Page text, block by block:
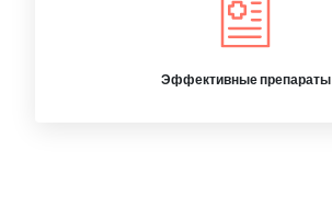
Эффективные препараты